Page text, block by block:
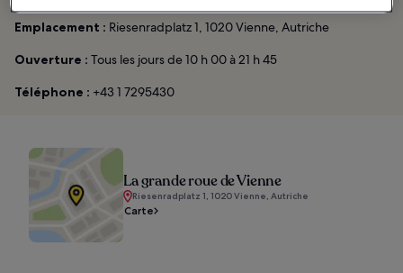
Emplacement : Riesenradplatz 1, 1020 Vienne, Autriche
Ouverture : Tous les jours de 10 h 00 à 21 h 45
Téléphone : +43 1 7295430
La grande roue de Vienne
Riesenradplatz 1, 1020 Vienne, Autriche
Carte